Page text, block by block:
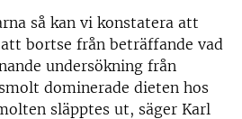
så kan vi konstatera att
bortse från beträffande vad
undersökning från
dominerade dieten hos
släpptes ut, säger Karl